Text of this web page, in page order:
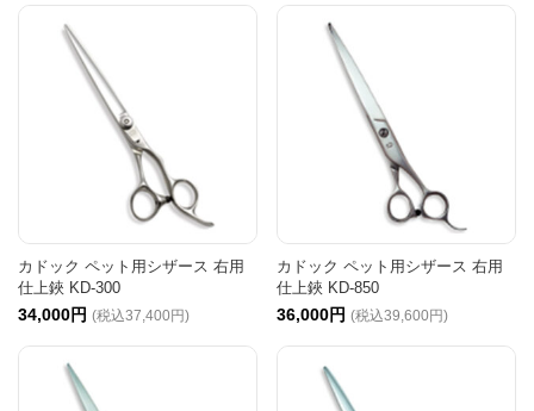
カドック ペット用シザース 右用
仕上鋏 KD-300
34,000円 (税込37,400円)
カドック ペット用シザース 右用
仕上鋏 KD-850
36,000円 (税込39,600円)